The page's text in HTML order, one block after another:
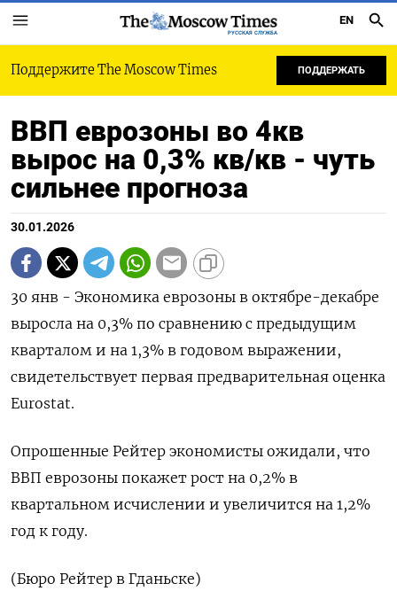
РУССКАЯ СЛУЖБА
EN
Поддержите The Moscow Times ПОДДЕРЖАТЬ
ВВП еврозоны во 4кв
вырос на 0,3% кв/кв - чуть
сильнее прогноза
30.01.2026
30 янв - Экономика еврозоны в ⁠октябре-декабре
выросла на 0,3% ⁠по ​сравнению с ⁠предыдущим
кварталом ⁠и на 1,‌3% ‍в ‌годовом выражении,
свидетельствует ​первая предварительная оценка
Eurostat.
Опрошенные Рейтер экономисты ⁠ожидали, ‍что
ВВП еврозоны покажет ‌рост на 0,2% в
квартальном исчислении ‍и ‍увеличится на 1,2%
‍год к году.
(Бюро ⁠Рейтер в Гданьске)